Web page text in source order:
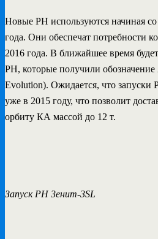
Новые РН используются начиная
года. Они обеспечат потребности
2016 года. В ближайшее время
РН, которые получили
Evolution). Ожидается, что запуски
уже в 2015 году, что позволит
орбиту КА массой до 12 т.
Запуск РН 3енит-3SL